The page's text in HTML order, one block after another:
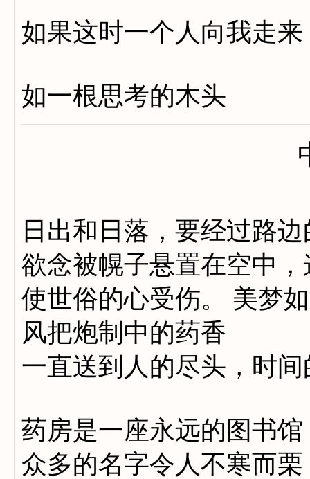
如果这时一个人向我走来
如一根思考的木头
日出和日落，要经过路
欲念被幌子悬置在空中，
使世俗的心受伤。 美梦
风把炮制中的药香
一直送到人的尽头，时
药房是一座永远的图书馆
众多的名字令人不寒而栗